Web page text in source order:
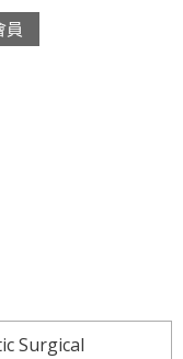
員
Surgical